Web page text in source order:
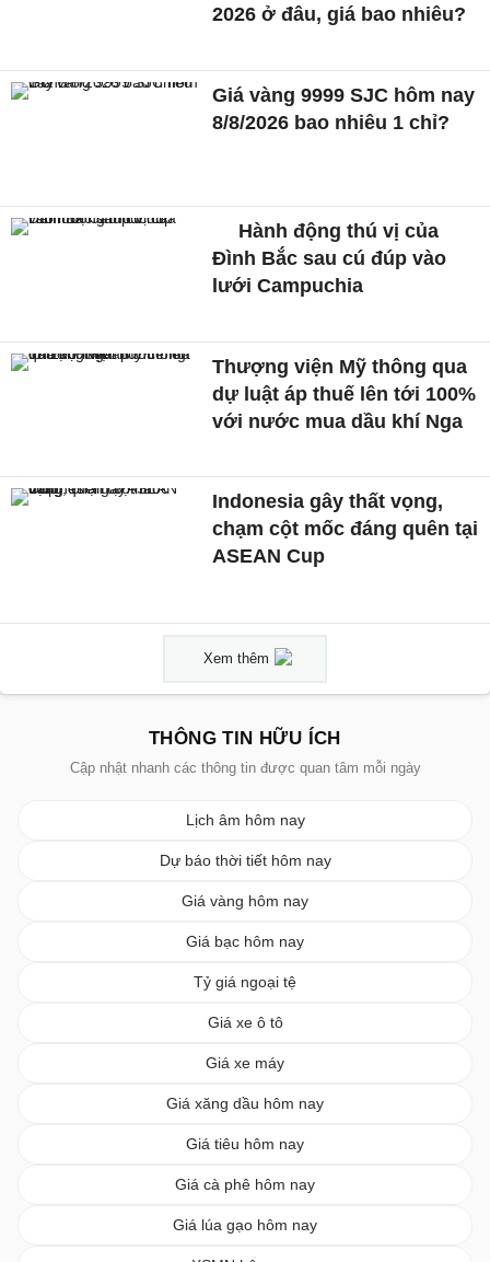
2026 ở đâu, giá bao nhiêu?
Giá vàng 9999 SJC hôm nay
8/8/2026 bao nhiêu 1 chỉ?
Hành động thú vị của
Đình Bắc sau cú đúp vào
lưới Campuchia
Thượng viện Mỹ thông qua
dự luật áp thuế lên tới 100%
với nước mua dầu khí Nga
Indonesia gây thất vọng,
chạm cột mốc đáng quên tại
ASEAN Cup
Xem thêm
THÔNG TIN HỮU ÍCH
Cập nhật nhanh các thông tin được quan tâm mỗi ngày
Lịch âm hôm nay
Dự báo thời tiết hôm nay
Giá vàng hôm nay
Giá bạc hôm nay
Tỷ giá ngoại tệ
Giá xe ô tô
Giá xe máy
Giá xăng dầu hôm nay
Giá tiêu hôm nay
Giá cà phê hôm nay
Giá lúa gạo hôm nay